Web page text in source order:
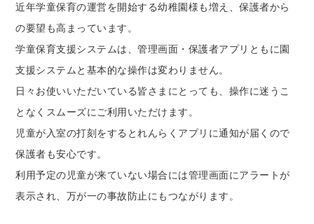
近年学童保育の運営を開始する幼稚園様も増え、保護者から
の要望も高まっています。
学童保育支援システムは、管理画面・保護者アプリともに園
支援システムと基本的な操作は変わりません。
日々お使いいただいている皆さまにとっても、操作に迷うこ
となくスムーズにご利用いただけます。
児童が入室の打刻をするとれんらくアプリに通知が届くので
保護者も安心です。
利用予定の児童が来ていない場合には管理画面にアラートが
表示され、万が一の事故防止にもつながります。